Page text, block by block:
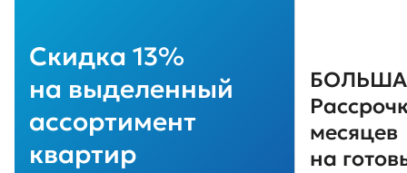
Скидка 13%
на выделенный
ассортимент
квартир
месяцев
на